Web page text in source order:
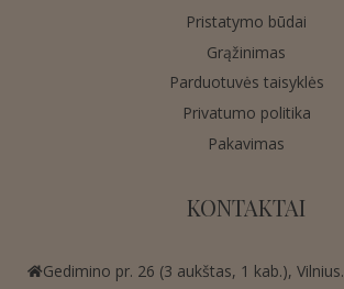
Pristatymo būdai
Grąžinimas
Parduotuvės taisyklės
Privatumo politika
Pakavimas
KONTAKTAI
Gedimino pr. 26 (3 aukštas, 1 kab.), Vilnius.